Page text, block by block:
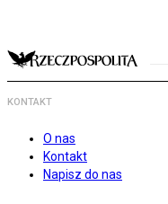
KONTAKT
O nas
Kontakt
Napisz do nas